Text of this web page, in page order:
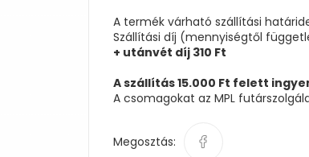
A termék várható szállítási
Szállítási díj (mennyiségtől
+ utánvét díj 310 Ft
A szállítás 15.000 Ft felett
A csomagokat az MPL
Megosztás: